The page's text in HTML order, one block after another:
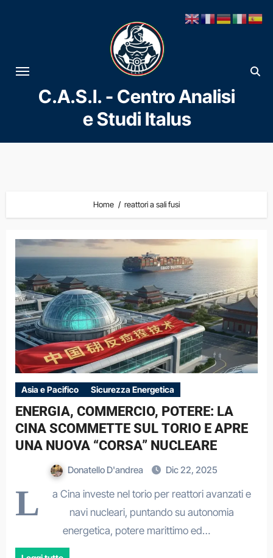
al
contenuto
C.A.S.I. - Centro Analisi
e Studi Italus
Home reattori a sali fusi
Asia e Pacifico Sicurezza Energetica
ENERGIA, COMMERCIO, POTERE: LA
CINA SCOMMETTE SUL TORIO E APRE
UNA NUOVA “CORSA” NUCLEARE
Donatello D'andrea Dic 22, 2025
L
a Cina investe nel torio per reattori avanzati e
navi nucleari, puntando su autonomia
energetica, potere marittimo ed…